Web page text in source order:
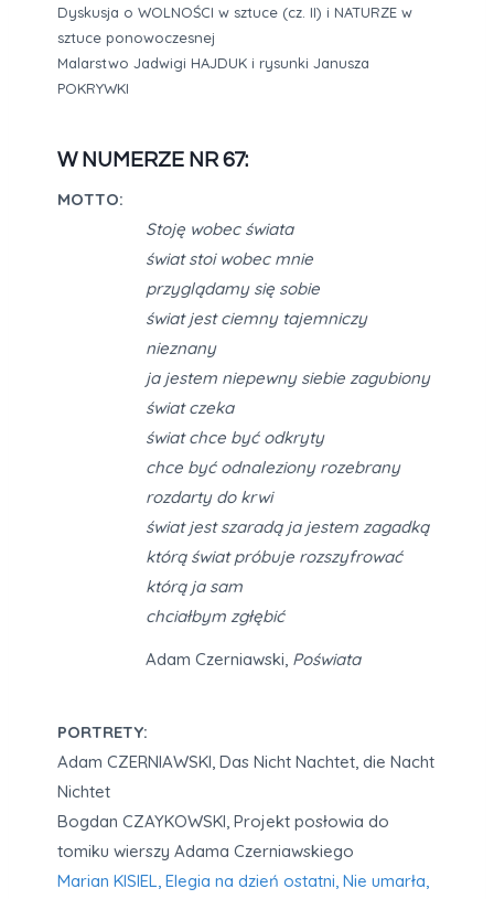
Dyskusja o WOLNOŚCI w sztuce (cz. II) i NATURZE w
sztuce ponowoczesnej
Malarstwo Jadwigi HAJDUK i rysunki Janusza
POKRYWKI
W NUMERZE NR 67:
MOTTO:
Stoję wobec świata
świat stoi wobec mnie
przyglądamy się sobie
świat jest ciemny tajemniczy
nieznany
ja jestem niepewny siebie zagubiony
świat czeka
świat chce być odkryty
chce być odnaleziony rozebrany
rozdarty do krwi
świat jest szaradą ja jestem zagadką
którą świat próbuje rozszyfrować
którą ja sam
chciałbym zgłębić
Adam Czerniawski, Poświata
PORTRETY:
Adam CZERNIAWSKI, Das Nicht Nachtet, die Nacht
Nichtet
Bogdan CZAYKOWSKI, Projekt posłowia do
tomiku wierszy Adama Czerniawskiego
Marian KISIEL, Elegia na dzień ostatni, Nie umarła,